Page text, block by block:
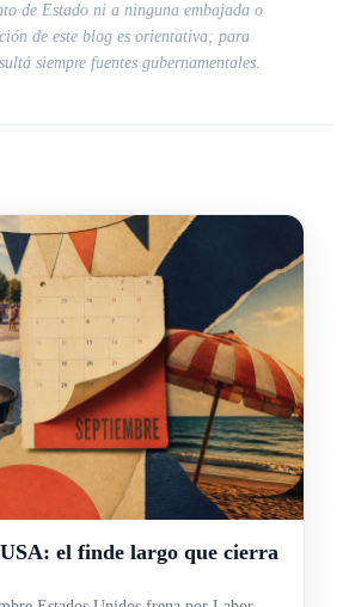
de Estado ni a ninguna embajada o
de este blog es orientativa; para
siempre fuentes gubernamentales.
el finde largo que cierra